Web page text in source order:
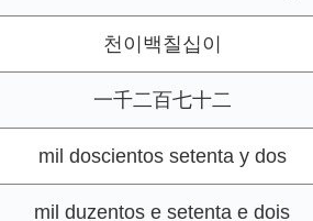
천이백칠십이
一千二百七十二
mil doscientos setenta y dos
mil duzentos e setenta e dois